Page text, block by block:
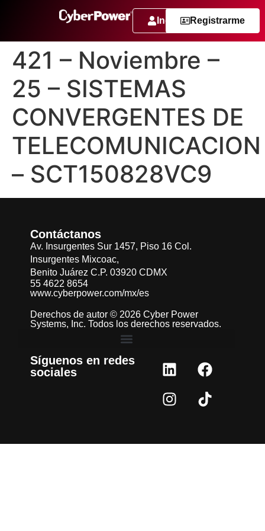
IngresarRegistrarme
421 – Noviembre –
25 – SISTEMAS
CONVERGENTES DE
TELECOMUNICACION
– SCT150828VC9
Contáctanos
Av. Insurgentes Sur 1457, Piso 16 Col.
Insurgentes Mixcoac,
Benito Juárez C.P. 03920 CDMX
55 4622 8654
www.cyberpower.com/mx/es
Derechos de autor © 2026 Cyber Power
Systems, Inc. Todos los derechos reservados.
Síguenos en redes
sociales